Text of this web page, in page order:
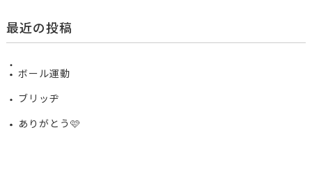
最近の投稿
ボール運動
ブリッヂ
ありがとう🩷